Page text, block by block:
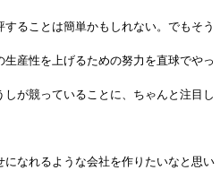
ることは簡単かもしれない。でもそう
産性を上げるための努力を直球でやっ
が競っていることに、ちゃんと注目し
なれるような会社を作りたいなと思い